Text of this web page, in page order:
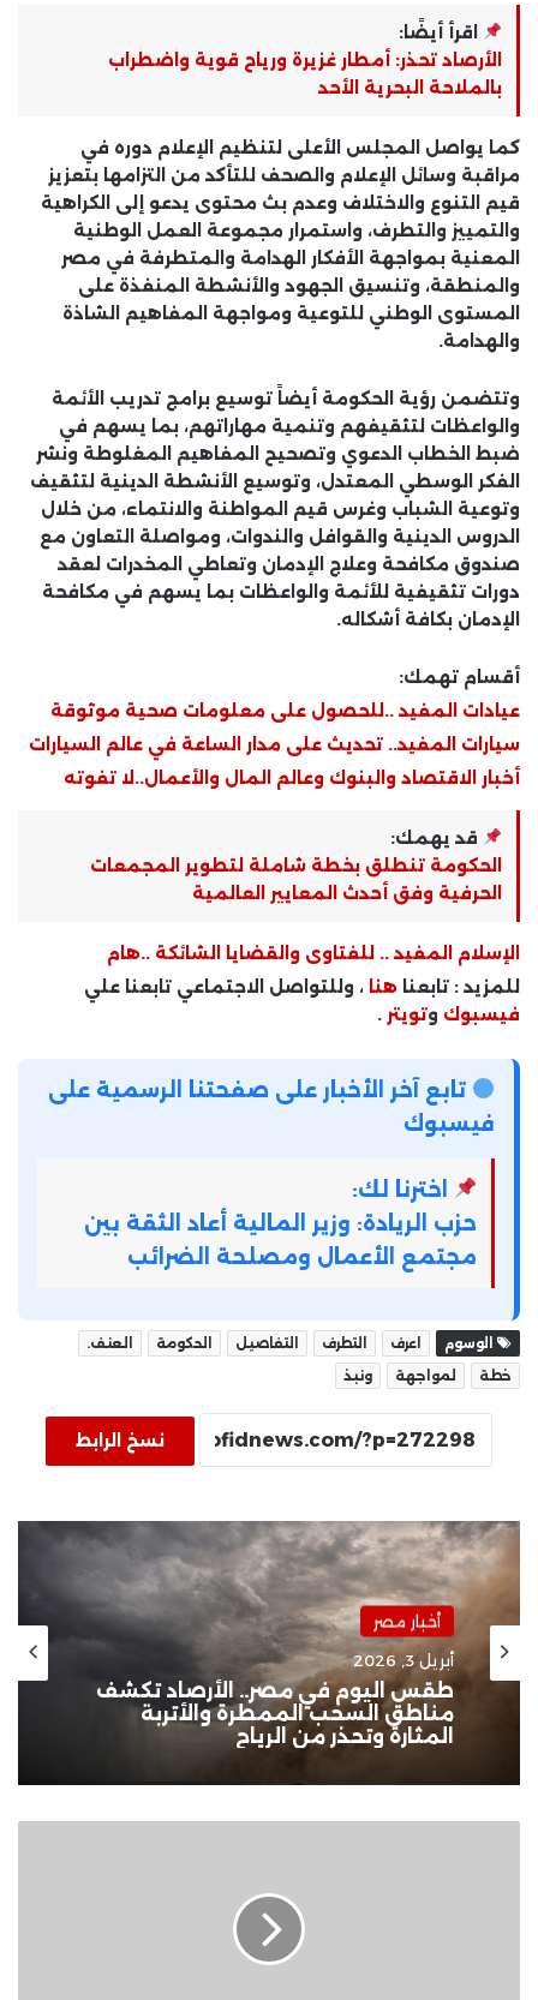
اقرأ أيضًا:
الأرصاد تحذر: أمطار غزيرة ورياح قوية واضطراب
بالملاحة البحرية الأحد
كما يواصل المجلس الأعلى لتنظيم الإعلام دوره في
مراقبة وسائل الإعلام والصحف للتأكد من التزامها بتعزيز
قيم التنوع والاختلاف وعدم بث محتوى يدعو إلى الكراهية
والتمييز والتطرف، واستمرار مجموعة العمل الوطنية
المعنية بمواجهة الأفكار الهدامة والمتطرفة في مصر
والمنطقة، وتنسيق الجهود والأنشطة المنفذة على
المستوى الوطني للتوعية ومواجهة المفاهيم الشاذة
والهدامة.
وتتضمن رؤية الحكومة أيضاً توسيع برامج تدريب الأئمة
والواعظات لتثقيفهم وتنمية مهاراتهم، بما يسهم في
ضبط الخطاب الدعوي وتصحيح المفاهيم المغلوطة ونشر
الفكر الوسطي المعتدل، وتوسيع الأنشطة الدينية لتثقيف
وتوعية الشباب وغرس قيم المواطنة والانتماء، من خلال
الدروس الدينية والقوافل والندوات، ومواصلة التعاون مع
صندوق مكافحة وعلاج الإدمان وتعاطي المخدرات لعقد
دورات تثقيفية للأئمة والواعظات بما يسهم في مكافحة
الإدمان بكافة أشكاله.
أقسام تهمك:
عيادات المفيد ..للحصول على معلومات صحية موثوقة
سيارات المفيد.. تحديث على مدار الساعة في عالم السيارات
أخبار الاقتصاد والبنوك وعالم المال والأعمال..لا تفوته
قد يهمك:
الحكومة تنطلق بخطة شاملة لتطوير المجمعات
الحرفية وفق أحدث المعايير العالمية
الإسلام المفيد .. للفتاوى والقضايا الشائكة ..هام
للمزيد : تابعنا هنا ، وللتواصل الاجتماعي تابعنا علي
فيسبوك وتويتر .
تابع آخر الأخبار على صفحتنا الرسمية على
فيسبوك
اخترنا لك:
حزب الريادة: وزير المالية أعاد الثقة بين
مجتمع الأعمال ومصلحة الضرائب
الوسوم اعرف التطرف التفاصيل الحكومة
العنف.
خطة
لمواجهة ونبذ
نسخ الرابط
أخبار مصر
أبريل 3, 2026
طقس اليوم في مصر.. الأرصاد تكشف
مناطق السحب الممطرة والأتربة
المثارة وتحذر من الرياح